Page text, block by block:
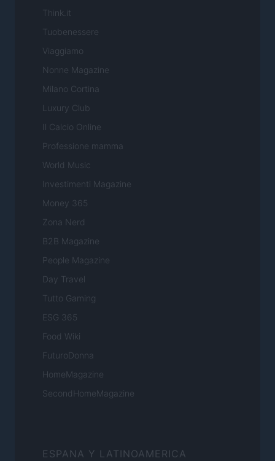
Think.it
Tuobenessere
Viaggiamo
Nonne Magazine
Milano Cortina
Luxury Club
Il Calcio Online
Professione mamma
World Music
Investimenti Magazine
Money 365
Zona Nerd
B2B Magazine
People Magazine
Day Travel
Tutto Gaming
ESG 365
Food Wiki
FuturoDonna
HomeMagazine
SecondHomeMagazine
ESPANA Y LATINOAMERICA